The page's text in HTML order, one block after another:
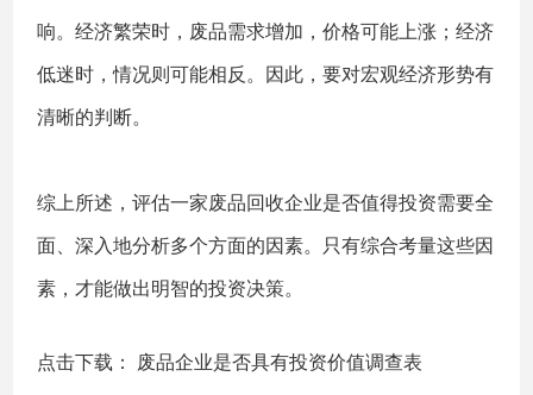
响。经济繁荣时，废品需求增加，价格可能上涨；经济
低迷时，情况则可能相反。因此，要对宏观经济形势有
清晰的判断。
综上所述，评估一家废品回收企业是否值得投资需要全
面、深入地分析多个方面的因素。只有综合考量这些因
素，才能做出明智的投资决策。
点击下载： 废品企业是否具有投资价值调查表